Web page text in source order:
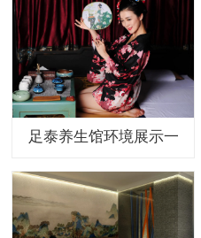
足泰养生馆环境展示一